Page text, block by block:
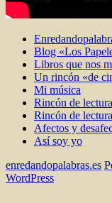
Blog «Los
Libros que nos
Un rincón «de
Mi música
Rincón de
Rincón de
Afectos y
Así soy yo
enredandopalabras.es
WordPress